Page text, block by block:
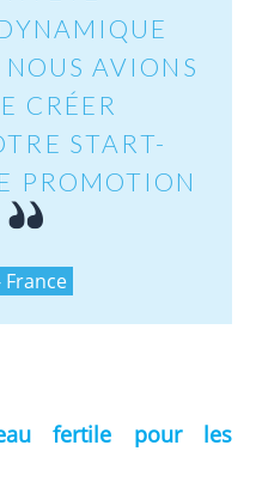
AVIONS
CRÉER
START-
PROMOTION
France
fertile pour les